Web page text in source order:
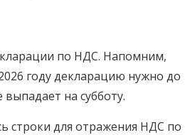
по НДС. Напомним,
году декларацию нужно до
выпадает на субботу.
строки для отражения НДС по